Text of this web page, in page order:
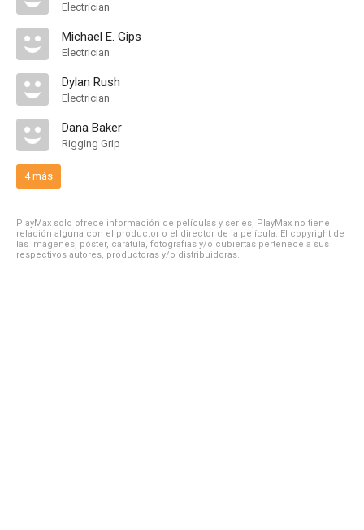
Electrician
Michael E. Gips
Electrician
Dylan Rush
Electrician
Dana Baker
Rigging Grip
4 más
PlayMax solo ofrece información de películas y series, PlayMax no tiene
relación alguna con el productor o el director de la película. El copyright de
las imágenes, póster, carátula, fotografías y/o cubiertas pertenece a sus
respectivos autores, productoras y/o distribuidoras.